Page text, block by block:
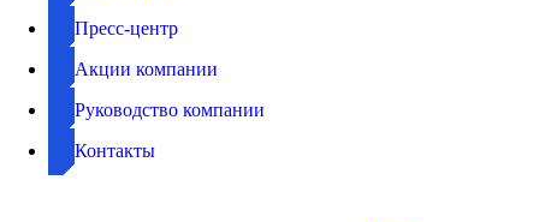
Пресс-центр
Акции компании
Руководство компании
Контакты